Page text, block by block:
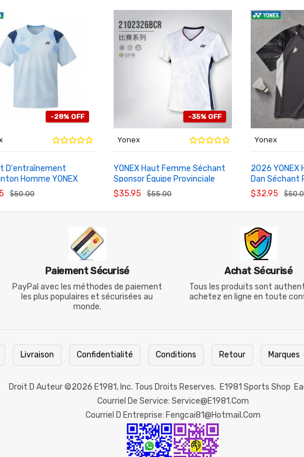
-28% OFF
D'entraînement
Homme YONEX
Haut Sport
$50.00
-35% OFF
Yonex
YONEX Haut Femme Séchant
Sponsor Équipe Provinciale
Badminton 2102326BCR
$35.95 $55.00
AU PANIER
Yonex
2026 YONEX
Dan Séchant
10115LDCR
$32.95
AU PANIER
Paiement Sécurisé
PayPal avec les méthodes de paiement
les plus populaires et sécurisées au
monde.
Achat Sécurisé
Tous les produits sont
achetez en ligne en toute
Livraison Confidentialité Conditions Retour Marques
Droit D Auteur ©2026 E1981, Inc. Tous Droits Reserves. E1981 Sports Shop
Courriel De Service: Service@e1981.com
Courriel D Entreprise: Fengcai81@hotmail.com